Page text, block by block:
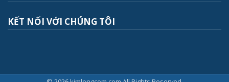
KẾT NỐI VỚI CHÚNG TÔI